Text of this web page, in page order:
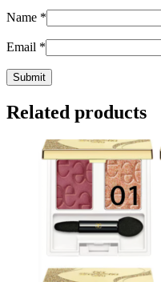
Name *
Email *
Related products